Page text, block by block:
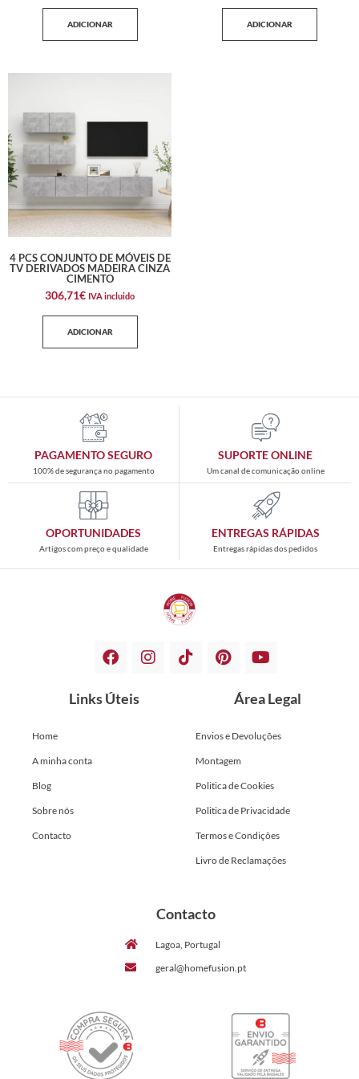
ADICIONAR ADICIONAR
4 PCS CONJUNTO DE MÓVEIS DE
TV DERIVADOS MADEIRA CINZA
CIMENTO
306,71€ IVA incluido
ADICIONAR
PAGAMENTO SEGURO
100% de segurança no pagamento
SUPORTE ONLINE
Um canal de comunicação online
OPORTUNIDADES
Artigos com preço e qualidade
ENTREGAS RÁPIDAS
Entregas rápidas dos pedidos
Links Úteis
Home
A minha conta
Blog
Sobre nós
Contacto
Área Legal
Envios e Devoluções
Montagem
Politica de Cookies
Politica de Privacidade
Termos e Condições
Livro de Reclamações
Contacto
Lagoa, Portugal
geral@homefusion.pt